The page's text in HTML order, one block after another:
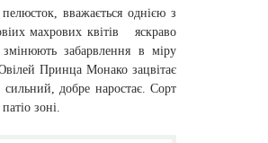
вважається однією з
махрових квітів яскраво
забарвлення в міру
Принца Монако зацвітає
добре наростає. Сорт
зоні.